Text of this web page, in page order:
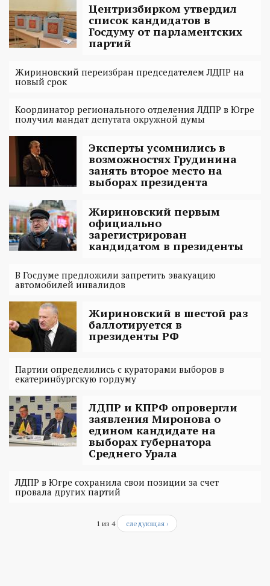
Центризбирком утвердил
список кандидатов в
Госдуму от парламентских
партий
Жириновский переизбран председателем ЛДПР на
новый срок
Координатор регионального отделения ЛДПР в Югре
получил мандат депутата окружной думы
Эксперты усомнились в
возможностях Грудинина
занять второе место на
выборах президента
Жириновский первым
официально
зарегистрирован
кандидатом в президенты‍
В Госдуме предложили запретить эвакуацию
автомобилей инвалидов
Жириновский в шестой раз
баллотируется в
президенты РФ
Партии определились с кураторами выборов в
екатеринбургскую гордуму
ЛДПР и КПРФ опровергли
заявления Миронова о
едином кандидате на
выборах губернатора
Среднего Урала
ЛДПР в Югре сохранила свои позиции за счет
провала других партий
1 из 4 следующая ›